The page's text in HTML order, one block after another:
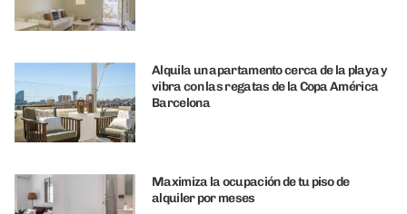
Alquila un apartamento cerca de la playa y
vibra con las regatas de la Copa América
Barcelona
Maximiza la ocupación de tu piso de
alquiler por meses